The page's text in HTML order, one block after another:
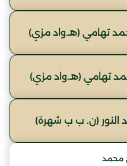
تهامي (هـ.واد مزي)
تهامي (هـ.واد مزي)
(ن. ب ب شهرة)
محمد